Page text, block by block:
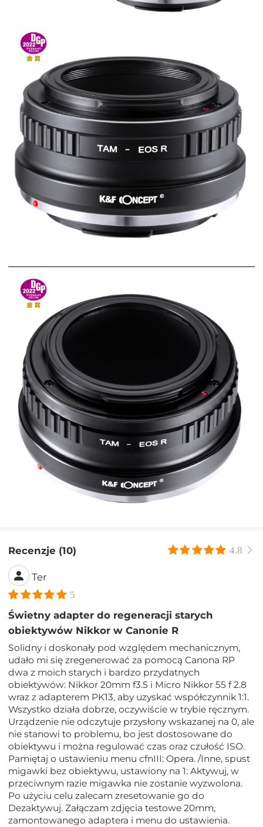
Recenzje (10) 4.8
Ter
5
Świetny adapter do regeneracji starych
obiektywów Nikkor w Canonie R
Solidny i doskonały pod względem mechanicznym,
udało mi się zregenerować za pomocą Canona RP
dwa z moich starych i bardzo przydatnych
obiektywów: Nikkor 20mm f3.5 i Micro Nikkor 55 f 2.8
wraz z adapterem PK13, aby uzyskać współczynnik 1:1.
Wszystko działa dobrze, oczywiście w trybie ręcznym.
Urządzenie nie odczytuje przysłony wskazanej na 0, ale
nie stanowi to problemu, bo jest dostosowane do
obiektywu i można regulować czas oraz czułość ISO.
Pamiętaj o ustawieniu menu cfnIII: Opera. /Inne, spust
migawki bez obiektywu, ustawiony na 1: Aktywuj, w
przeciwnym razie migawka nie zostanie wyzwolona.
Po użyciu celu zalecam zresetowanie go do
Dezaktywuj. Załączam zdjęcia testowe 20mm,
zamontowanego adaptera i menu do ustawienia.